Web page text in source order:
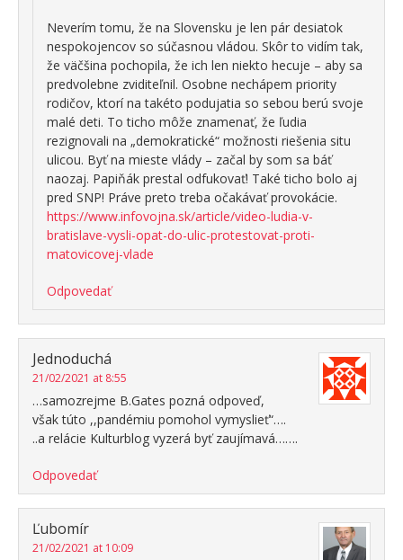
Neverím tomu, že na Slovensku je len pár desiatok
nespokojencov so súčasnou vládou. Skôr to vidím tak,
že väčšina pochopila, že ich len niekto hecuje – aby sa
predvolebne zviditeľnil. Osobne nechápem priority
rodičov, ktorí na takéto podujatia so sebou berú svoje
malé deti. To ticho môže znamenať, že ľudia
rezignovali na „demokratické“ možnosti riešenia situ
ulicou. Byť na mieste vlády – začal by som sa báť
naozaj. Papiňák prestal odfukovať! Také ticho bolo aj
pred SNP! Práve preto treba očakávať provokácie.
https://www.infovojna.sk/article/video-ludia-v-
bratislave-vysli-opat-do-ulic-protestovat-proti-
matovicovej-vlade
Odpovedať
Jednoduchá
21/02/2021 at 8:55
…samozrejme B.Gates pozná odpoveď,
však túto ,,pandémiu pomohol vymyslieť“….
..a relácie Kulturblog vyzerá byť zaujímavá…….
Odpovedať
Ľubomír
21/02/2021 at 10:09